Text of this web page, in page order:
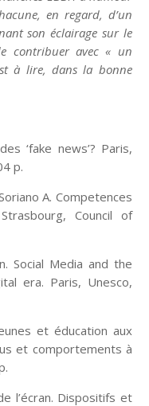
en regard, d’un
son éclairage sur le
contribuer avec « un
à lire, dans la bonne
‘fake news’? Paris,
p.
A. Competences
Council of
Social Media and the
era. Paris, Unesco,
et éducation aux
et comportements à
l’écran. Dispositifs et